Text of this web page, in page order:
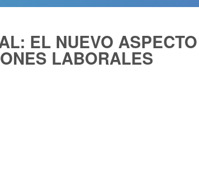
EL NUEVO ASPECTO
LABORALES